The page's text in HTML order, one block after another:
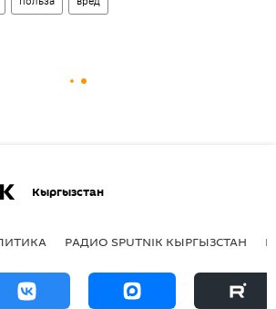
Кыргызстан
РАДИО SPUTNIK КЫРГЫЗСТАН